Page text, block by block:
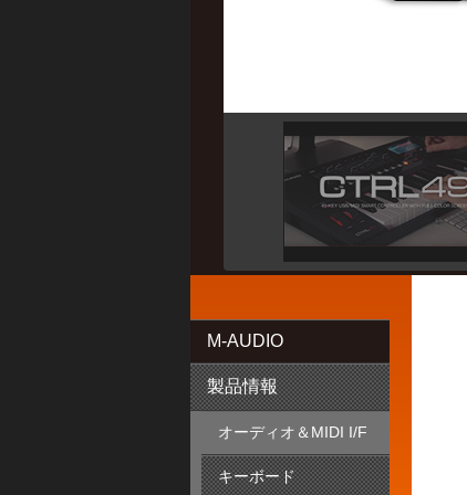
M-AUDIO
製品情報
オーディオ＆MIDI I/F
キーボード